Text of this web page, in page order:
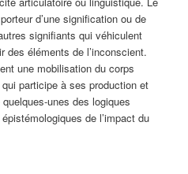
d’une signification ou de
signifiants qui véhiculent
des éléments de l’inconscient.
une mobilisation du corps
participe à ses production et
unes des logiques
de l’impact du